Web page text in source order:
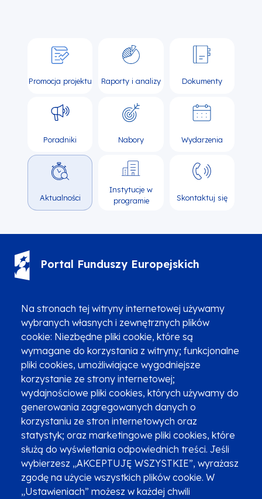
Na stronach tej witryny internetowej używamy
wybranych własnych i zewnętrznych plików
cookie: Niezbędne pliki cookie, które są
wymagane do korzystania z witryny; funkcjonalne
pliki cookies, umożliwiające wygodniejsze
korzystanie ze strony internetowej;
wydajnościowe pliki cookies, których używamy do
generowania zagregowanych danych o
korzystaniu ze stron internetowych oraz
statystyk; oraz marketingowe pliki cookies, które
służą do wyświetlania odpowiednich treści. Jeśli
wybierzesz „AKCEPTUJĘ WSZYSTKIE”, wyrażasz
zgodę na użycie wszystkich plików cookie. W
„Ustawieniach” możesz w każdej chwili
Promocja projektu Raporty i analizy Dokumenty
Poradniki Nabory Wydarzenia
Aktualności
Instytucje w
programie
Skontaktuj się
Portal Funduszy Europejskich
Zgłoszenia podejrzenia niezgodności z KPP i KPON
Newsletter
Fundusze SMS-em
Najczęściej zadawane pytania
Promocja projektu
Zobacz inne programy
Poznaj Fundusze 2014-2020
Deklaracja dostępności
Polityka prywatności